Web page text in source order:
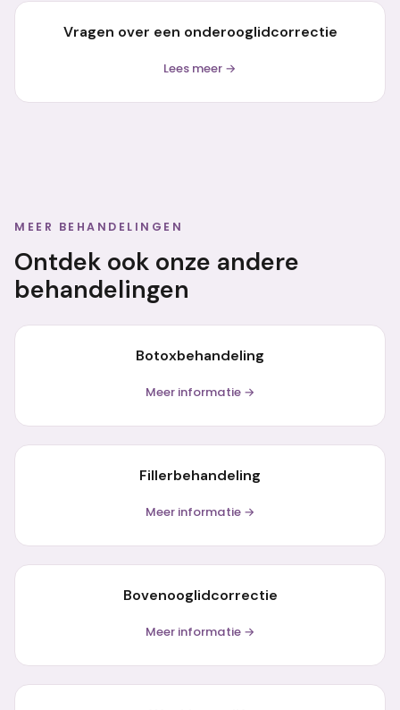
Vragen over een onderooglidcorrectie
Lees meer →
MEER BEHANDELINGEN
Ontdek ook onze andere
behandelingen
Botoxbehandeling
Meer informatie →
Fillerbehandeling
Meer informatie →
Bovenooglidcorrectie
Meer informatie →